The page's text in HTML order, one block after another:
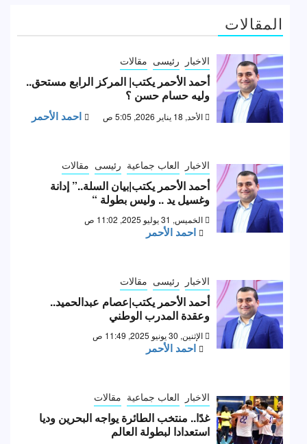
المقالات
الاخبار رئيسى مقالات
أحمد الأحمر يكتب| المركز الرابع مستحق..
وليه حسام حسن ؟
الأحد, 18 يناير 2026, 5:05 ص احمد الأحمر
الاخبار العاب جماعية رئيسى مقالات
أحمد الأحمر يكتب|بيان السلة..” إدانة
وغسيل يد .. وليس بطولة “
الخميس, 31 يوليو 2025, 11:02 ص
احمد الأحمر
الاخبار رئيسى مقالات
أحمد الأحمر يكتب|عصام عبدالحميد..
وعقدة المدرب الوطني
الإثنين, 30 يونيو 2025, 11:49 ص
احمد الأحمر
الاخبار العاب جماعية مقالات
غدًا.. منتخب الطائرة يواجه البحرين وديا
استعدادا لبطولة العالم